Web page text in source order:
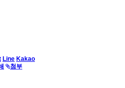
Line Kakao
첨부